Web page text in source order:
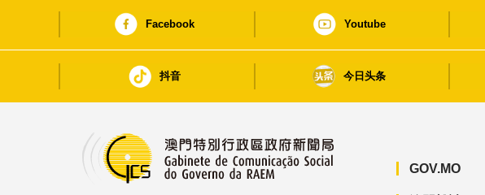
Facebook Youtube
抖音 今日头条
GOV.MO